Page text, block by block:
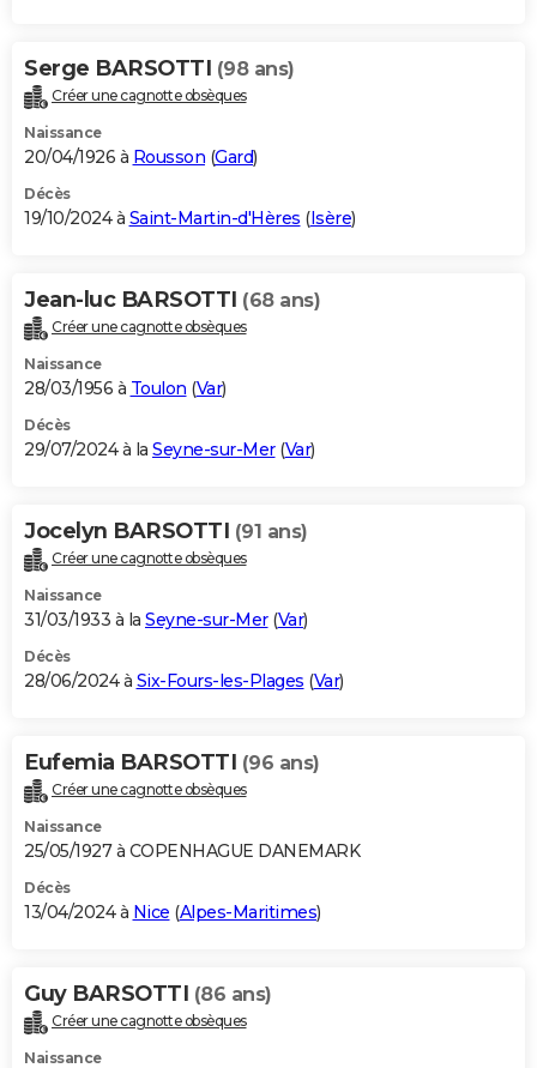
Serge BARSOTTI (98 ans)
Créer une cagnotte obsèques
Naissance
20/04/1926 à Rousson (Gard)
Décès
19/10/2024 à Saint-Martin-d'Hères (Isère)
Jean-luc BARSOTTI (68 ans)
Créer une cagnotte obsèques
Naissance
28/03/1956 à Toulon (Var)
Décès
29/07/2024 à la Seyne-sur-Mer(Var)
Jocelyn BARSOTTI (91 ans)
Créer une cagnotte obsèques
Naissance
31/03/1933 à la Seyne-sur-Mer(Var)
Décès
28/06/2024 à Six-Fours-les-Plages (Var)
Eufemia BARSOTTI (96 ans)
Créer une cagnotte obsèques
Naissance
25/05/1927 à COPENHAGUE DANEMARK
Décès
13/04/2024 à Nice (Alpes-Maritimes)
Guy BARSOTTI (86 ans)
Créer une cagnotte obsèques
Naissance